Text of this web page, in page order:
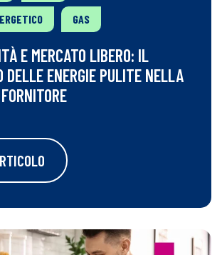
GAS
E MERCATO LIBERO: IL
DELLE ENERGIE PULITE NELLA